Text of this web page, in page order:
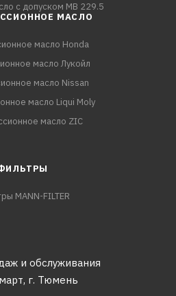
с допуском MB 229.5
МАСЛО
масло Honda
масло Лукойл
масло Nissan
масло Liqui Moly
масло ZIC
MANN-FILTER
и обслуживания
г. Тюмень